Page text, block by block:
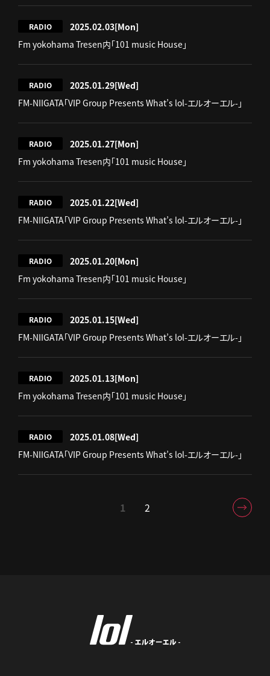
RADIO 2025.02.03[Mon]
Fm yokohama Tresen内「101 music House」
RADIO 2025.01.29[Wed]
FM-NIIGATA「VIP Group Presents What’s lol-エルオーエル-」
RADIO 2025.01.27[Mon]
Fm yokohama Tresen内「101 music House」
RADIO 2025.01.22[Wed]
FM-NIIGATA「VIP Group Presents What’s lol-エルオーエル-」
RADIO 2025.01.20[Mon]
Fm yokohama Tresen内「101 music House」
RADIO 2025.01.15[Wed]
FM-NIIGATA「VIP Group Presents What’s lol-エルオーエル-」
RADIO 2025.01.13[Mon]
Fm yokohama Tresen内「101 music House」
RADIO 2025.01.08[Wed]
FM-NIIGATA「VIP Group Presents What’s lol-エルオーエル-」
1 2